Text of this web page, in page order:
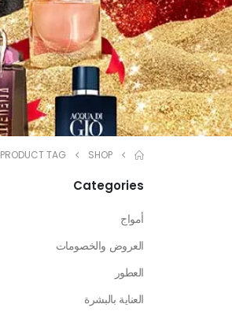
SHOP
PRODUCT TAG -
Categories
أمواج
العروض والخصومات
العطور
العناية بالبشرة